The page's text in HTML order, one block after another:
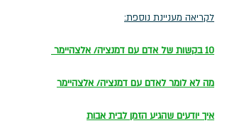
לקריאה מעניינת נוספת:
10 בקשות של אדם עם דמנציה/ אלצהיימר
מה לא לומר לאדם עם דמנציה/ אלצהיימר
איך יודעים שהגיע הזמן לבית אבות